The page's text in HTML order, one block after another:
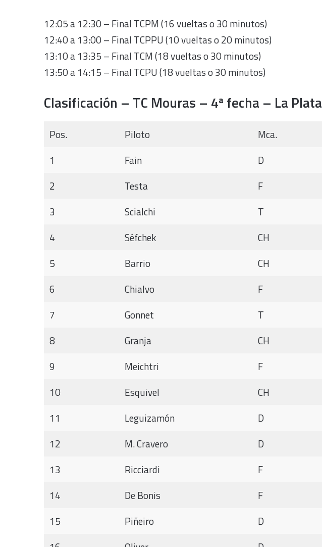
12:05 a 12:30 – Final TCPM (16 vueltas o 30 minutos)
12:40 a 13:00 – Final TCPPU (10 vueltas o 20 minutos)
13:10 a 13:35 – Final TCM (18 vueltas o 30 minutos)
13:50 a 14:15 – Final TCPU (18 vueltas o 30 minutos)
Clasificación – TC Mouras – 4ª fecha – La Plata
Pos. Piloto Mca.
1
Fain D
2
Testa F
3
Scialchi T
4
Séfchek CH
5
Barrio CH
6
Chialvo F
7
Gonnet T
8
Granja CH
9
Meichtri F
10
Esquivel CH
11
Leguizamón D
12
M. Cravero D
13
Ricciardi F
14
De Bonis F
15
Piñeiro D